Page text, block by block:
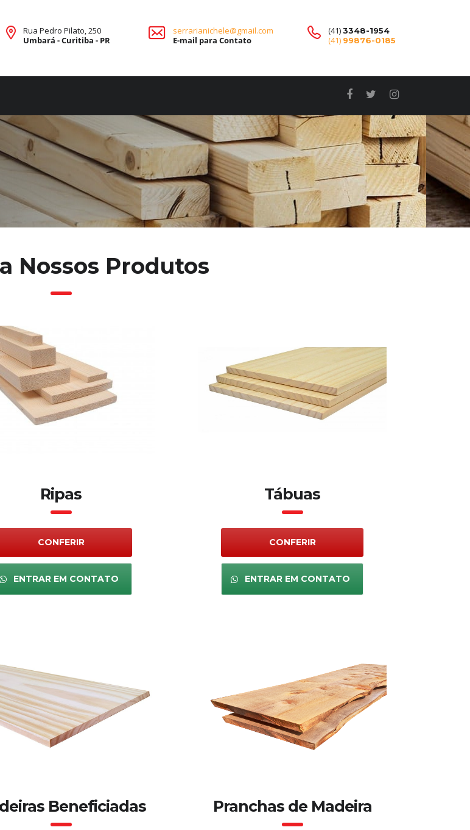
(41)3348-1954
(41) 99876-0185
serrarianichele@gmail.com
E-mail para Contato
Rua Pedro Pilato, 250
Umbará - Curitiba - PR
Nossos Produtos
Ripas
CONFERIR
ENTRAR EM CONTATO
Tábuas
CONFERIR
ENTRAR EM CONTATO
Beneficiadas Pranchas de Madeira